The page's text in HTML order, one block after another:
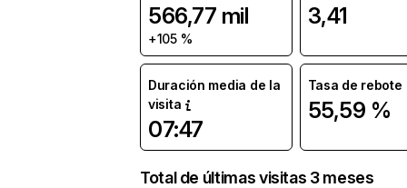
566,77 mil
+105 %
3,41
Duración media de la
visita
07:47
Tasa de rebote
55,59 %
Total de últimas visitas 3 meses